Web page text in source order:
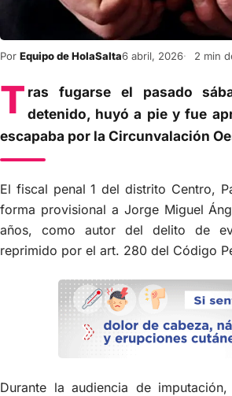
Por Equipo de HolaSalta6 abril, 2026 2 min
T ras fugarse el pasado
detenido, huyó a pie y fue
escapaba por la Circunvalación
El fiscal penal 1 del distrito Centro,
forma provisional a Jorge Miguel
años, como autor del delito de
reprimido por el art. 280 del Código
Durante la audiencia de